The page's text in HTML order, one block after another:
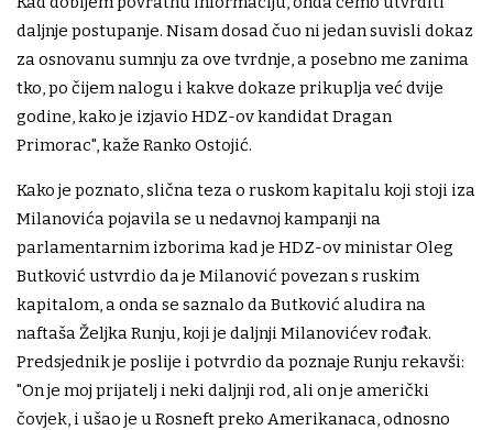
daljnje postupanje. Nisam dosad čuo ni jedan suvisli dokaz
za osnovanu sumnju za ove tvrdnje, a posebno me zanima
tko, po čijem nalogu i kakve dokaze prikuplja već dvije
godine, kako je izjavio HDZ-ov kandidat Dragan
Primorac", kaže Ranko Ostojić.
Kako je poznato, slična teza o ruskom kapitalu koji stoji iza
Milanovića pojavila se u nedavnoj kampanji na
parlamentarnim izborima kad je HDZ-ov ministar Oleg
Butković ustvrdio da je Milanović povezan s ruskim
kapitalom, a onda se saznalo da Butković aludira na
naftaša Željka Runju, koji je daljnji Milanovićev rođak.
Predsjednik je poslije i potvrdio da poznaje Runju rekavši:
"On je moj prijatelj i neki daljnji rod, ali on je američki
čovjek, i ušao je u Rosneft preko Amerikanaca, odnosno